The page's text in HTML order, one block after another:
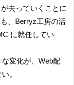
去っていくことに
、Berryz工房の活
に就任してい
変化が、Web配
。